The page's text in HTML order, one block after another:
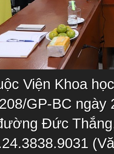
Viện Khoa
208/GP-BC ngày
Đức